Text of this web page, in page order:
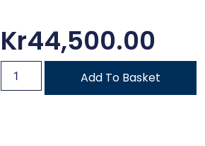
Kr44,500.00
Add To Basket